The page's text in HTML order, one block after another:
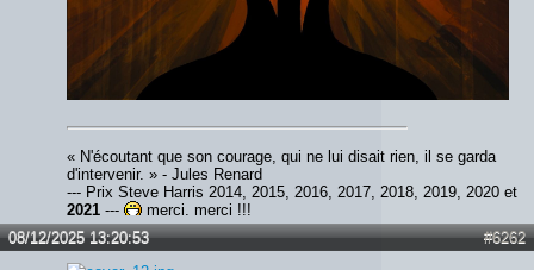
« N'écoutant que son courage, qui ne lui disait rien, il se garda
d'intervenir. » - Jules Renard
--- Prix Steve Harris 2014, 2015, 2016, 2017, 2018, 2019, 2020 et
2021 ---
merci, merci !!!
#6262
08/12/2025 13:20:53